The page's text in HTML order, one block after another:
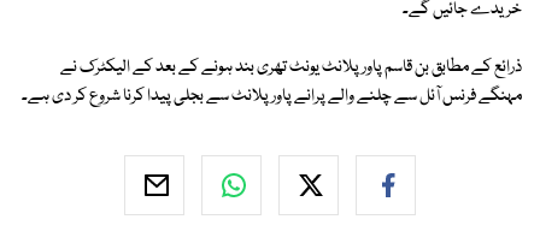
خریدے جائیں گے۔
ذرائع کے مطابق بن قاسم پاور پلانٹ یونٹ تھری بند ہونے کے بعد کے الیکٹرک نے
مہنگے فرنس آئل سے چلنے والے پرانے پاور پلانٹ سے بجلی پیدا کرنا شروع کر دی ہے۔